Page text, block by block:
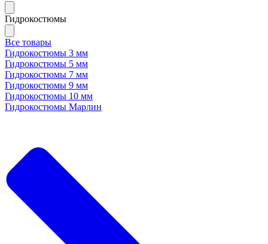
Гидрокостюмы
Все товары
Гидрокостюмы 3 мм
Гидрокостюмы 5 мм
Гидрокостюмы 7 мм
Гидрокостюмы 9 мм
Гидрокостюмы 10 мм
Гидрокостюмы Марлин